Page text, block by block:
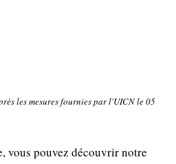
les mesures fournies par l'UICN le 05
vous pouvez découvrir notre